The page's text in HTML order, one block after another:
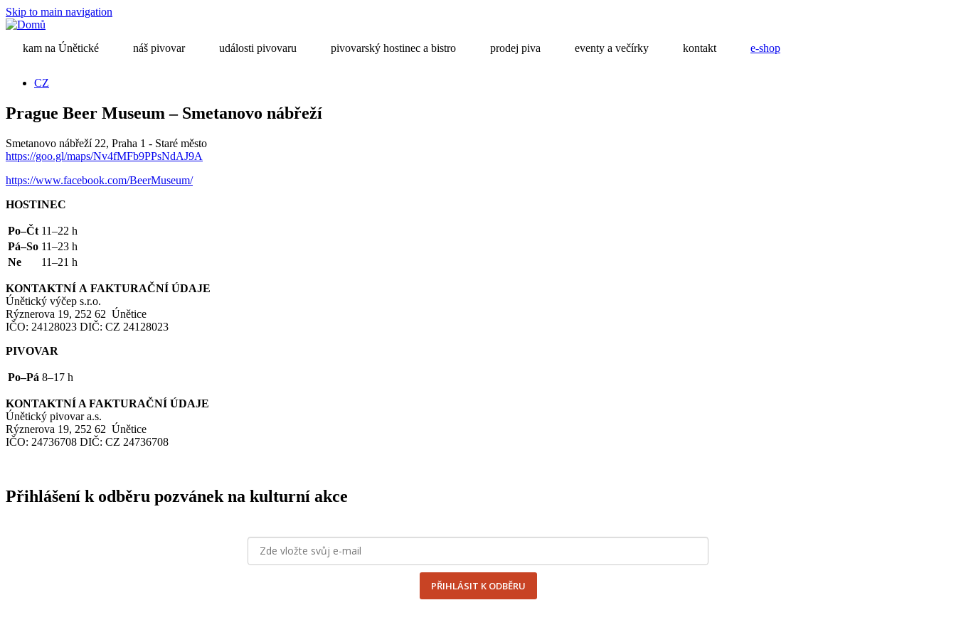
Skip to main navigation
kam na Únětické náš pivovar události pivovaru pivovarský hostinec a bistro prodej piva eventy a večírky kontakt e-shop
CZ
Prague Beer Museum – Smetanovo nábřeží
Smetanovo nábřeží 22, Praha 1 - Staré město
https://goo.gl/maps/Nv4fMFb9PPsNdAJ9A
https://www.facebook.com/BeerMuseum/
HOSTINEC
Po–Čt 11–22 h
Pá–So 11–23 h
Ne
11–21 h
KONTAKTNÍ A FAKTURAČNÍ ÚDAJE
Únětický výčep s.r.o.
Rýznerova 19, 252 62 Únětice
IČO: 24128023 DIČ: CZ 24128023
PIVOVAR
Po–Pá 8–17 h
KONTAKTNÍ A FAKTURAČNÍ ÚDAJE
Únětický pivovar a.s.
Rýznerova 19, 252 62 Únětice
IČO: 24736708 DIČ: CZ 24736708
Přihlášení k odběru pozvánek na kulturní akce
PŘIHLÁSIT K ODBĚRU